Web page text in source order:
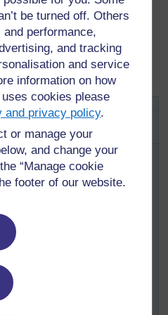
be turned off. Others
performance,
and tracking
and service
information on how
cookies please
and privacy policy.
or manage your
and change your
“Manage cookie
footer of our website.
partagent leurs données ; on
d’une manière ou d’une
Akpadja utilisera les
le cadre des prochains
de toute la
à la classe comment faire
1). Demandez-leur s’ils
pourrait être utile.
leur de suggérer une
la liste des différents
vous ensuite à travers la
élève de dire tout haut
en sorte que chaque
au fur et à mesure.